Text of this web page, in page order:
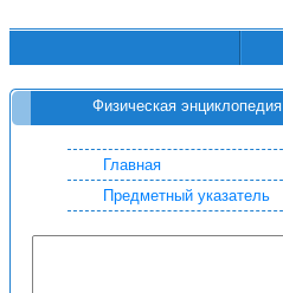
Физическая энциклопедия
Главная
Предметный указатель